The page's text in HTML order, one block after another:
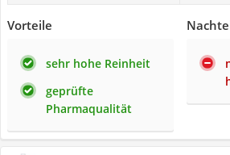
Vorteile
sehr hohe Reinheit
geprüfte
Pharmaqualität